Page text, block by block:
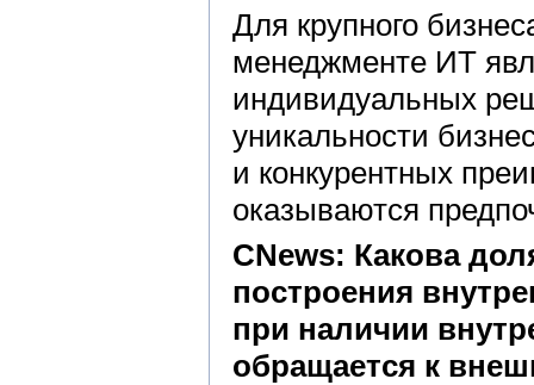
Для крупного
менеджменте ИТ
индивидуальных
уникальности
и конкурентных
оказываются
CNews: Какова
построения
при наличии
обращается к